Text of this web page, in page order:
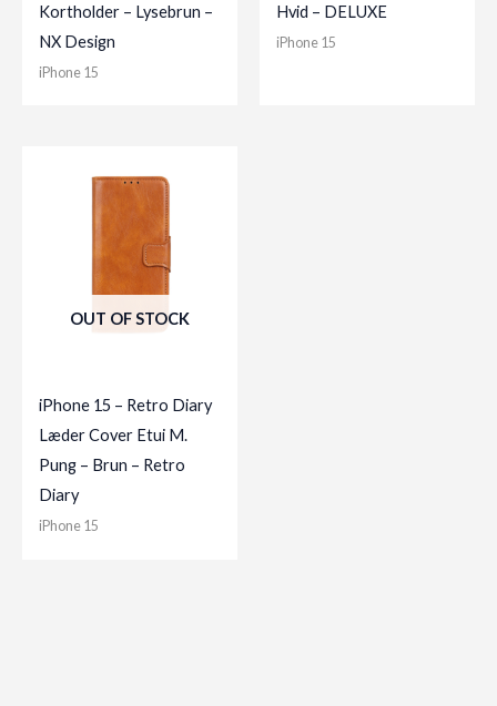
Kortholder – Lysebrun –
NX Design
iPhone 15
Hvid – DELUXE
iPhone 15
OUT OF STOCK
iPhone 15 – Retro Diary
Læder Cover Etui M.
Pung – Brun – Retro
Diary
iPhone 15